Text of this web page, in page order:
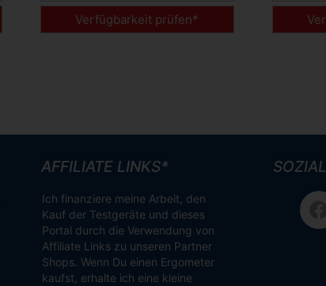
Verfügbarkeit prüfen*
AFFILIATE LINKS*
Ich finanziere meine Arbeit, den
Kauf der Testgeräte und dieses
Portal durch die Verwendung von
Affiliate Links zu unseren Partner
Shops. Wenn Du einen Ergometer
kaufst, erhalte ich eine kleine